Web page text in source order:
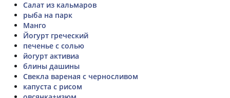
Салат из кальмаров
рыба на парк
Манго
Йогурт греческий
печенье с солью
йогурт активиа
блины дашины
Свекла вареная с черносливом
капуста с рисом